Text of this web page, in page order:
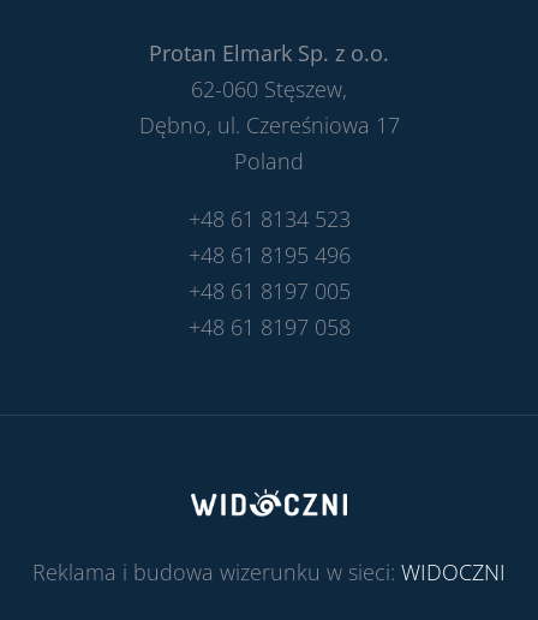
Protan Elmark Sp. z o.o.
62-060 Stęszew,
Dębno, ul. Czereśniowa 17
Poland
+48 61 8134 523
+48 61 8195 496
+48 61 8197 005
+48 61 8197 058
Reklama i budowa wizerunku w sieci: WIDOCZNI